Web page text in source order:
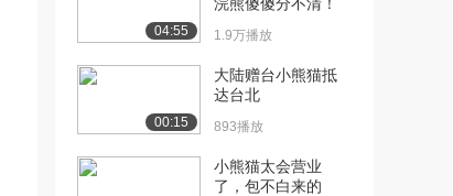
04:55 1.9万播放
00:15
大陆赠台小熊猫抵
达台北
893播放
小熊猫太会营业
了，包不白来的